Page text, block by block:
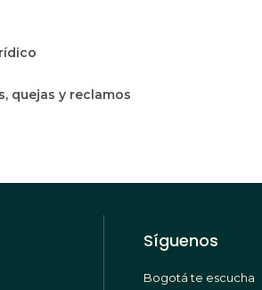
quejas y reclamos
Síguenos
Bogotá te escucha